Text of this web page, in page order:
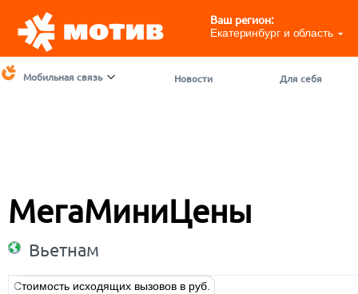
Ваш регион:
Екатеринбург и область
Мобильная связь Новости Для себя
МегаМиниЦены
Вьетнам
Стоимость исходящих вызовов в руб.